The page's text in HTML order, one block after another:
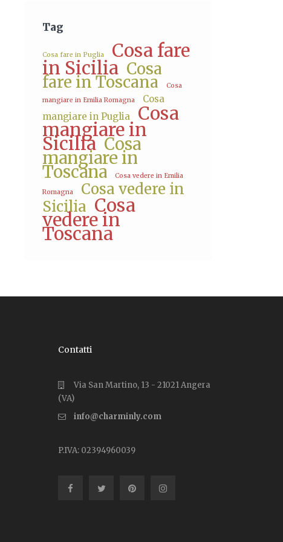
Tag
Cosa fare in Puglia Cosa fare
in Sicilia Cosa
fare in Toscana
Cosa
mangiare in Emilia Romagna
Cosa
mangiare in Puglia
Cosa
mangiare in
Sicilia Cosa
mangiare in
Toscana Cosa vedere in Emilia
Romagna
Cosa vedere in
Sicilia Cosa
vedere in
Toscana
Contatti
Via San Martino, 13 - 21021 Angera
(VA)
info@charminly.com
P.IVA: 02394960039